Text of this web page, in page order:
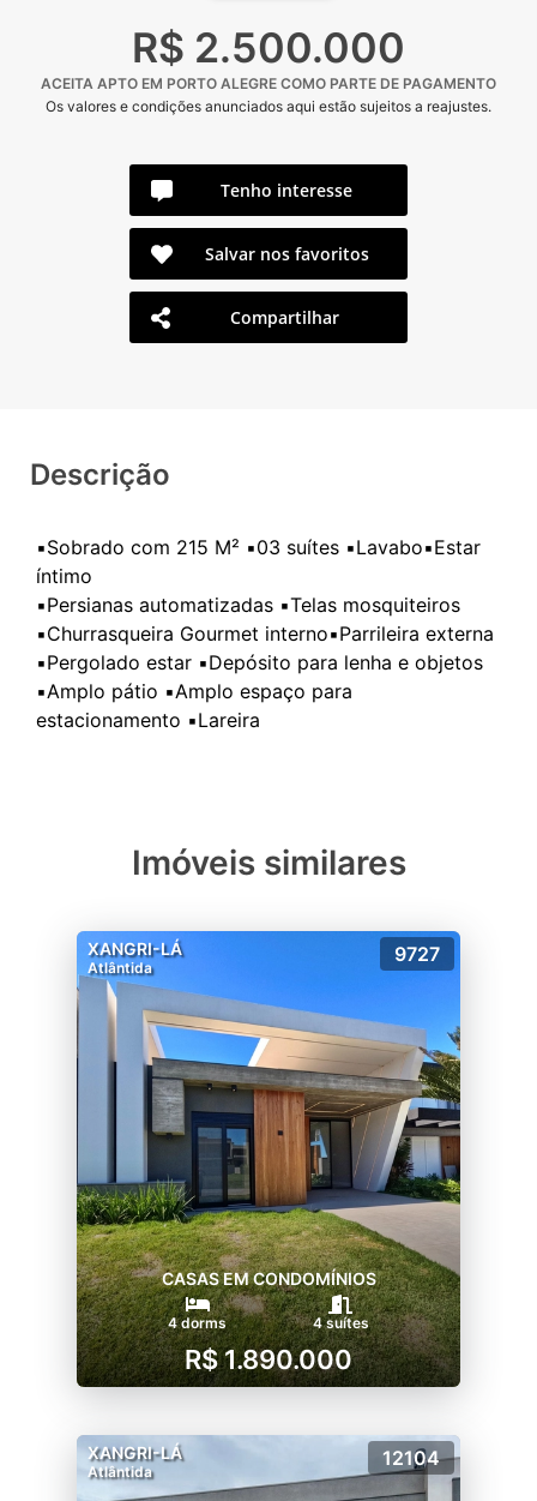
R$ 2.500.000
ACEITA APTO EM PORTO ALEGRE COMO PARTE DE PAGAMENTO
Os valores e condições anunciados aqui estão sujeitos a reajustes.
Tenho interesse
Salvar nos favoritos
Compartilhar
Descrição
▪️Sobrado com 215 M² ▪️03 suítes ▪️Lavabo▪️Estar
íntimo
▪️Persianas automatizadas ▪️Telas mosquiteiros
▪️Churrasqueira Gourmet interno▪️Parrileira externa
▪️Pergolado estar ▪️Depósito para lenha e objetos
▪️Amplo pátio ▪️Amplo espaço para
Imóveis similares
XANGRI-LÁ
Atlântida
9727
CASAS EM CONDOMÍNIOS
4 dorms 4 suítes
R$ 1.890.000
XANGRI-LÁ
Atlântida
12104